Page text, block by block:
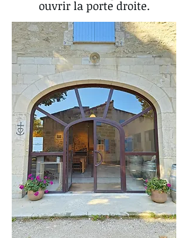
ouvrir la porte droite.